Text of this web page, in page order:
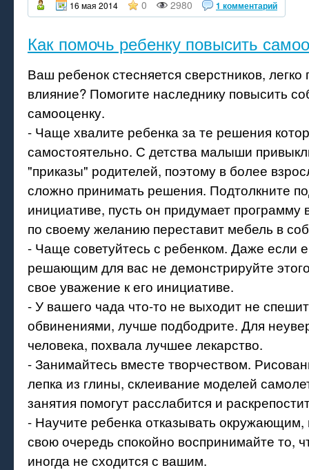
16 мая 2014 0 2980 1 комментарий
Как помочь ребенку повысить
Ваш ребенок стесняется сверстников,
влияние? Помогите наследнику повысить
самооценку.
- Чаще хвалите ребенка за те решения
самостоятельно. С детства малыши
"приказы" родителей, поэтому в более
сложно принимать решения. Подтолкните
инициативе, пусть он придумает программу
по своему желанию переставит мебель в
- Чаще советуйтесь с ребенком. Даже если
решающим для вас не демонстрируйте
свое уважение к его инициативе.
- У вашего чада что-то не выходит не
обвинениями, лучше подбодрите. Для
человека, похвала лучшее лекарство.
- Занимайтесь вместе творчеством.
лепка из глины, склеивание моделей
занятия помогут расслабится и
- Научите ребенка отказывать окружающим,
свою очередь спокойно воспринимайте то,
иногда не сходится с вашим.